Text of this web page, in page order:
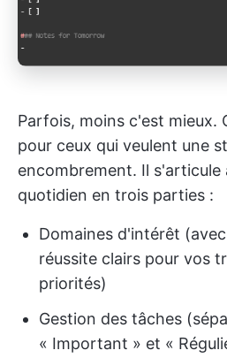
Parfois, moins c'est mieux.
pour ceux qui veulent une
encombrement. Il s'articule
quotidien en trois parties :
Domaines d'intérêt
réussite clairs pour vos
priorités)
Gestion des tâches
« Important » et «